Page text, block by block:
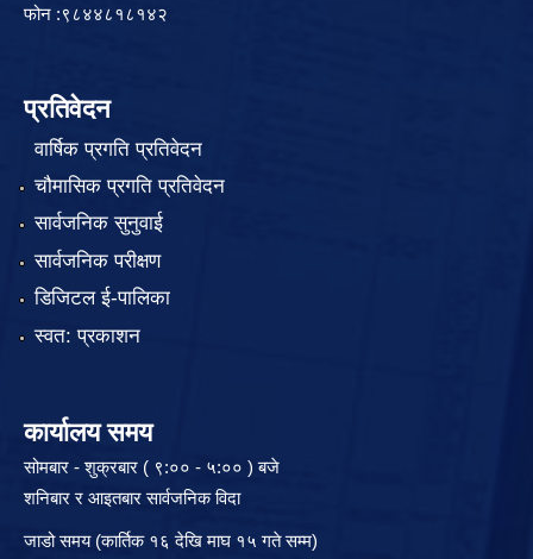
फोन :९८४४८१८१४२
प्रतिवेदन
वार्षिक प्रगति प्रतिवेदन
चौमासिक प्रगति प्रतिवेदन
सार्वजनिक सुनुवाई
सार्वजनिक परीक्षण
डिजिटल ई-पालिका
स्वत: प्रकाशन
कार्यालय समय
सोमबार - शुक्रबार ( ९:०० - ५:०० ) बजे
शनिबार र आइतबार सार्वजनिक विदा
जाडो समय (कार्तिक १६ देखि माघ १५ गते सम्म)